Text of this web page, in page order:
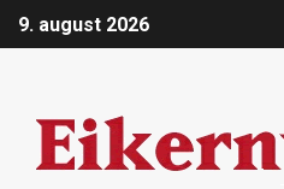
9. august 2026